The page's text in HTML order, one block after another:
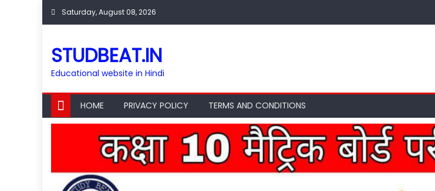
Skip
Saturday, August 08, 2026
STUDBEAT.IN
Educational website in Hindi
HOME PRIVACY POLICY TERMS AND CONDITIONS